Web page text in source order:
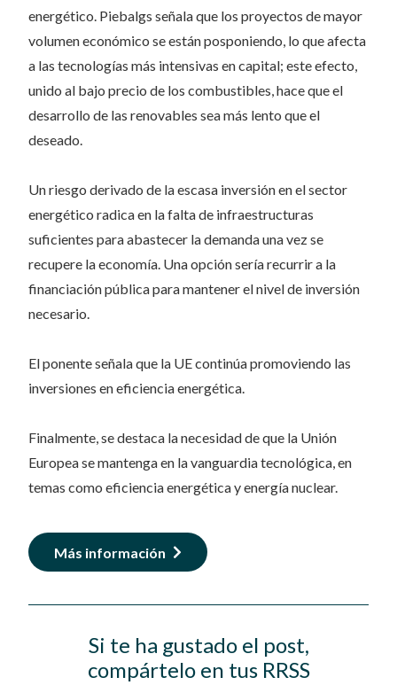
energético. Piebalgs señala que los proyectos de mayor
volumen económico se están posponiendo, lo que afecta
a las tecnologías más intensivas en capital; este efecto,
unido al bajo precio de los combustibles, hace que el
desarrollo de las renovables sea más lento que el
deseado.
Un riesgo derivado de la escasa inversión en el sector
energético radica en la falta de infraestructuras
suficientes para abastecer la demanda una vez se
recupere la economía. Una opción sería recurrir a la
financiación pública para mantener el nivel de inversión
necesario.
El ponente señala que la UE continúa promoviendo las
inversiones en eficiencia energética.
Finalmente, se destaca la necesidad de que la Unión
Europea se mantenga en la vanguardia tecnológica, en
temas como eficiencia energética y energía nuclear.
Más información
Si te ha gustado el post,
compártelo en tus RRSS